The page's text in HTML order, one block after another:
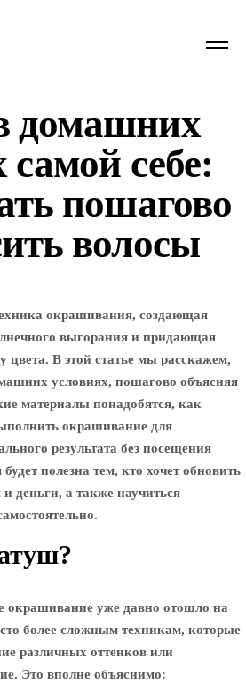
домашних
самой себе:
пошагово
волосы
окрашивания, создающая
выгорания и придающая
цвета. В этой статье мы расскажем,
условиях, пошагово объясняя
материалы понадобятся, как
окрашивание для
результата без посещения
полезна тем, кто хочет обновить
деньги, а также научиться
окрашивание уже давно отошло на
более сложным техникам, которые
различных оттенков или
Это вполне объяснимо: